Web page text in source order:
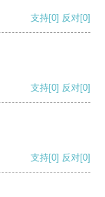
支持[0] 反对[0]
支持[0] 反对[0]
支持[0] 反对[0]